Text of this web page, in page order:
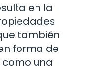
en la
también
forma de
una